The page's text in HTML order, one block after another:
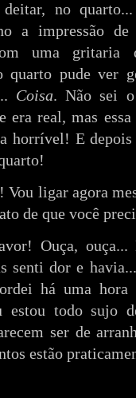
no
a impressão
uma gritaria
quarto pude ver
Coisa. Não sei
era real, mas
horrível! E
Vou ligar agora
de que você
Ouça,
senti dor e
há uma hora
estou todo sujo
ser de
estão